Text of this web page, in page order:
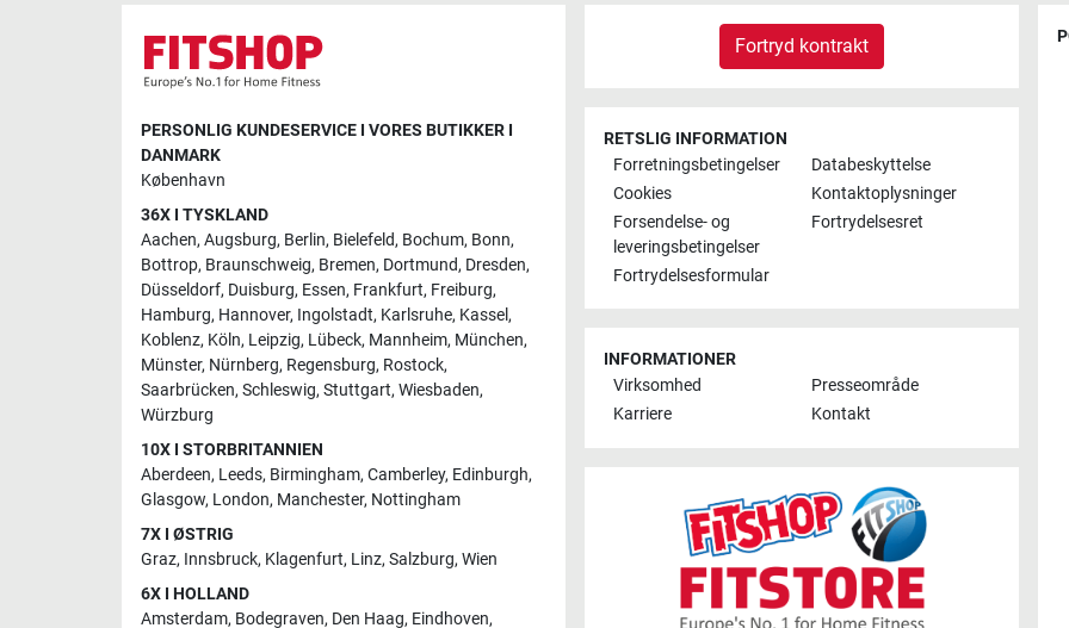
PERSONLIG KUNDESERVICE I VORES BUTIKKER I
DANMARK
København
36X I TYSKLAND
Aachen, Augsburg, Berlin, Bielefeld, Bochum, Bonn,
Bottrop, Braunschweig, Bremen, Dortmund, Dresden,
Düsseldorf, Duisburg, Essen, Frankfurt, Freiburg,
Hamburg, Hannover, Ingolstadt, Karlsruhe, Kassel,
Koblenz, Köln, Leipzig, Lübeck, Mannheim, München,
Münster, Nürnberg, Regensburg, Rostock,
Saarbrücken, Schleswig, Stuttgart, Wiesbaden,
Würzburg
10X I STORBRITANNIEN
Aberdeen, Leeds, Birmingham, Camberley, Edinburgh,
Glasgow, London, Manchester, Nottingham
7X I ØSTRIG
Graz, Innsbruck, Klagenfurt, Linz, Salzburg, Wien
6X I HOLLAND
Amsterdam, Bodegraven, Den Haag, Eindhoven,
Fortryd kontrakt
RETSLIG INFORMATION
Forretningsbetingelser
Databeskyttelse
Cookies
Kontaktoplysninger
Forsendelse- og
leveringsbetingelser
Fortrydelsesret
Fortrydelsesformular
INFORMATIONER
Virksomhed
Presseområde
Karriere
Kontakt